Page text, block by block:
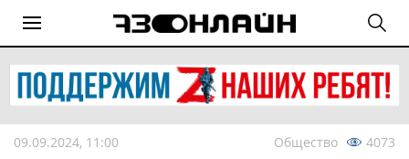
09.09.2024, 11:00 Общество 4073